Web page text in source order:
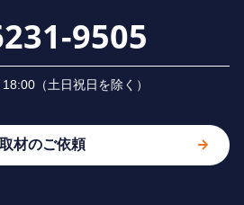
9505
（⼟⽇祝⽇を除く）
取材のご依頼